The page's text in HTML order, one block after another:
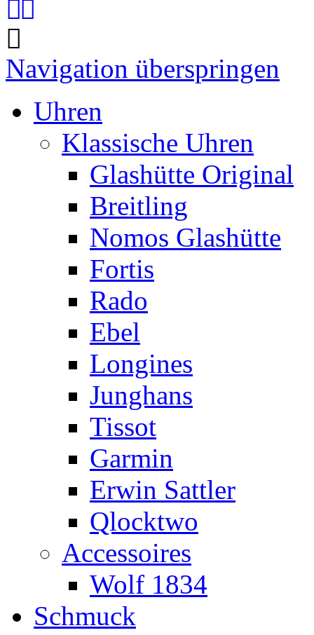
Navigation überspringen
Uhren
Klassische Uhren
Glashütte Original
Breitling
Nomos Glashütte
Fortis
Rado
Ebel
Longines
Junghans
Tissot
Garmin
Erwin Sattler
Qlocktwo
Accessoires
Wolf 1834
Schmuck